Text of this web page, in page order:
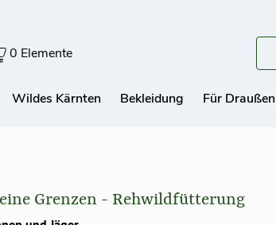
0 Elemente
Wildes Kärnten Bekleidung Für Draußen
Grenzen - Rehwildfütterung